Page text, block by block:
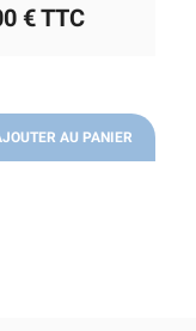
€TTC
AU PANIER